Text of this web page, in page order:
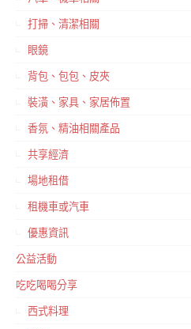
打掃、清潔相關
眼鏡
背包、包包、皮夾
裝潢、家具、家居佈置
香氛、精油相關產品
共享經濟
場地租借
租機車或汽車
優惠資訊
公益活動
吃吃喝喝分享
西式料理